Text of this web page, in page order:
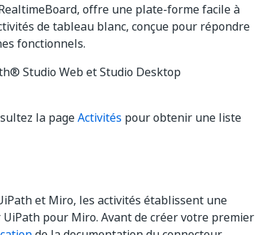
offre une plate-forme facile à
de tableau blanc, conçue pour répondre
fonctionnels.
Studio Web et Studio Desktop
la pageActivités pour obtenir une liste
et Miro, les activités établissent une
pour Miro. Avant de créer votre premier